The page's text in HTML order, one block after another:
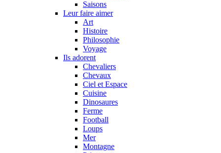
Saisons
Leur faire aimer
Art
Histoire
Philosophie
Voyage
Ils adorent
Chevaliers
Chevaux
Ciel et Espace
Cuisine
Dinosaures
Ferme
Football
Loups
Mer
Montagne